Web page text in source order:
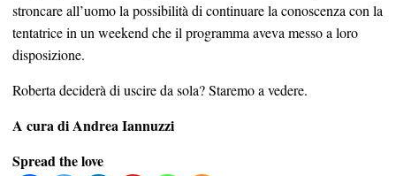
stroncare all’uomo la possibilità di continuare la conoscenza con la
tentatrice in un weekend che il programma aveva messo a loro
disposizione.
Roberta deciderà di uscire da sola? Staremo a vedere.
A cura di Andrea Iannuzzi
Spread the love